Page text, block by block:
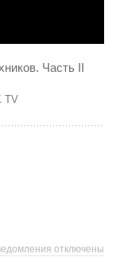
Часть II
TV
отключены